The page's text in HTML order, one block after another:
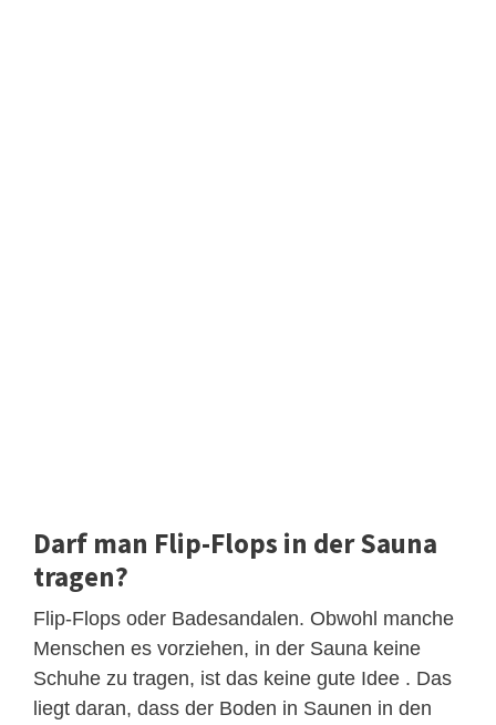
Darf man Flip-Flops in der Sauna
tragen?
Flip-Flops oder Badesandalen. Obwohl manche
Menschen es vorziehen, in der Sauna keine
Schuhe zu tragen, ist das keine gute Idee . Das
liegt daran, dass der Boden in Saunen in den